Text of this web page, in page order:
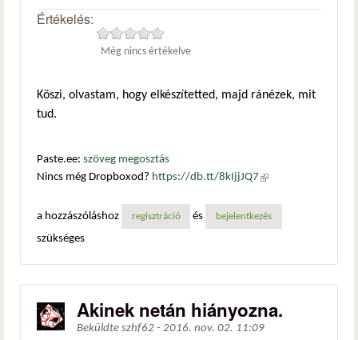
Értékelés:
Még nincs értékelve
Köszi, olvastam, hogy elkészítetted, majd ránézek, mit
tud.
Paste.ee: szöveg megosztás
Nincs még Dropboxod? https://db.tt/8kIjjJQ7 (külső
a hozzászóláshoz
regisztráció és bejelentkezés
szükséges
Akinek netán hiányozna.
Beküldte szhf62 - 2016. nov. 02. 11:09